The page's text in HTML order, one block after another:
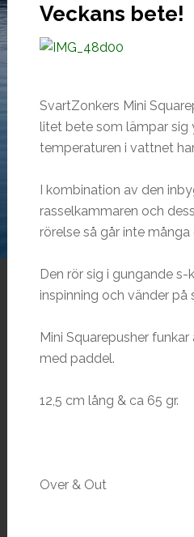
Veckans bete!
SvartZonkers Mini
litet bete som lämpar sig
temperaturen i vattnet
I kombination av den
rasselkammaren och
rörelse så går inte många
Den rör sig i gungande
inspinning och vänder på
Mini Squarepusher
med paddel.
12,5 cm lång & ca 65 gr.
Over & Out